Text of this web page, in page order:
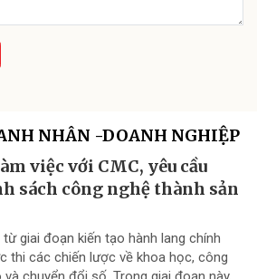
NHÂN -DOANH NGHIỆP
việc với CMC, yêu cầu
sách công nghệ thành sản
giai đoạn kiến tạo hành lang chính
thi các chiến lược về khoa học, công